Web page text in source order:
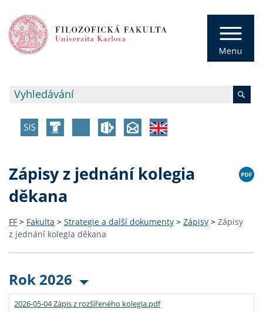
Zápisy z jednání kolegia
děkana
FF > Fakulta > Strategie a další dokumenty > Zápisy > Zápisy
z jednání kolegia děkana
Rok 2026
2026-05-04 Zápis z rozšířeného kolegia.pdf